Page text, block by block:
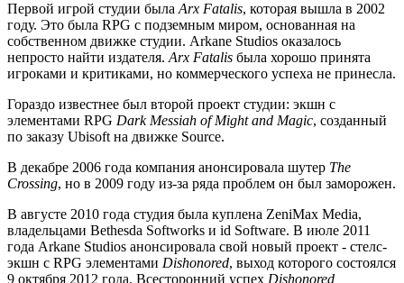
Первой игрой студии былаArx Fatalis, которая вышла в 2002
году. Это была RPG с подземным миром, основанная на
собственном движке студии. Arkane Studios оказалось
непросто найти издателя.Arx Fatalis была хорошо принята
игроками и критиками, но коммерческого успеха не принесла.
Гораздо известнее был второй проект студии: экшн с
элементами RPG Dark Messiah of Might and Magic, созданный
по заказу Ubisoft на движке Source.
В декабре 2006 года компания анонсировала шутер The
Crossing, но в 2009 году из-за ряда проблем он был заморожен.
В августе 2010 года студия была куплена ZeniMax Media,
владельцами Bethesda Softworks и id Software. В июле 2011
года Arkane Studios анонсировала свой новый проект - стелс-
экшн с RPG элементами Dishonored, выход которого состоялся
9 октября 2012 года. Всесторонний успех Dishonored